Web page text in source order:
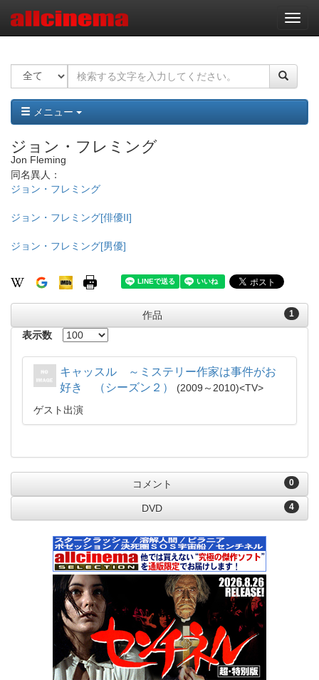
ナ
ビ
ー
ョ
ン
メニュー
ジョン・フレミング
Jon Fleming
同名異人：
ジョン・フレミング
ジョン・フレミング[俳優II]
ジョン・フレミング[男優]
1
作品
表示数
キャッスル ～ミステリー作家は事件がお
好き （シーズン２）
2009～2010
TV
ゲスト出演
0
コメント
4
DVD